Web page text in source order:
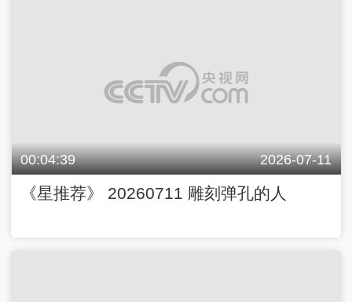
00:04:39 2026-07-11
《星推荐》 20260711 雕刻弹孔的人